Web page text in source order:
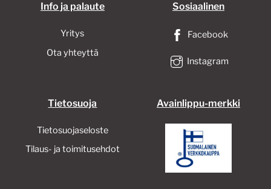
Info ja palaute
Yritys
Ota yhteyttä
Sosiaalinen
Facebook
Instagram
Tietosuoja
Tietosuojaseloste
Tilaus- ja toimitusehdot
Avainlippu-merkki